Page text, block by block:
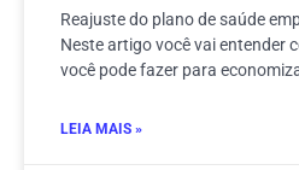
Reajuste do plano de saúde
Neste artigo você vai entender
você pode fazer para
LEIA MAIS »